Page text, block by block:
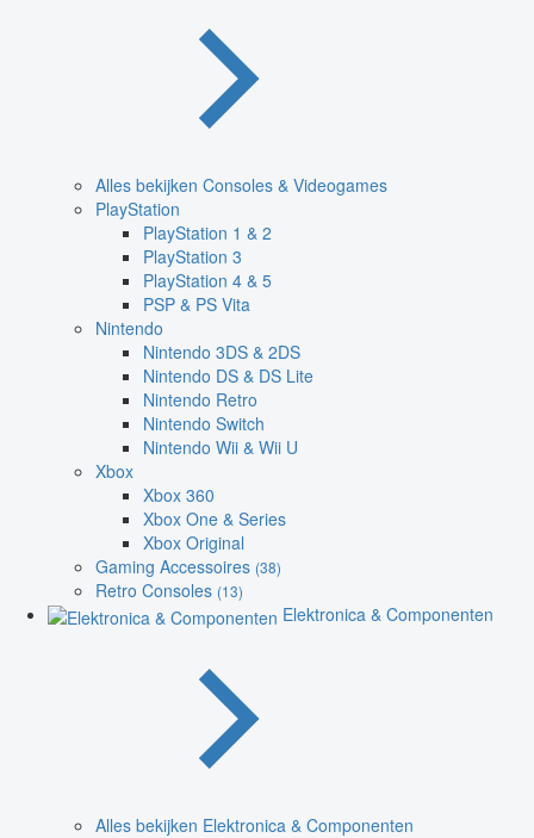
Alles bekijken Consoles & Videogames
PlayStation
PlayStation 1 & 2
PlayStation 3
PlayStation 4 & 5
PSP & PS Vita
Nintendo
Nintendo 3DS & 2DS
Nintendo DS & DS Lite
Nintendo Retro
Nintendo Switch
Nintendo Wii & Wii U
Xbox
Xbox 360
Xbox One & Series
Xbox Original
Gaming Accessoires (38)
Retro Consoles (13)
Elektronica & Componenten
Alles bekijken Elektronica & Componenten